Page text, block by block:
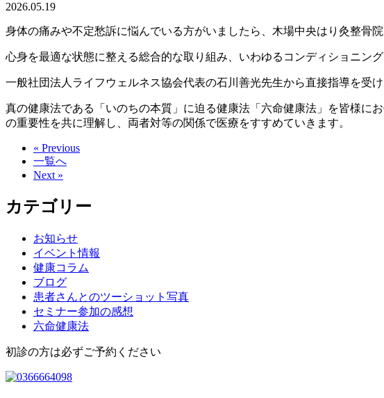
2026.05.19
身体の痛みや不定愁訴に悩んでいる方がいましたら、木場中央はり灸整骨院
心身を最適な状態に整える総合的な取り組み、いわゆるコンディショニン
一般社団法人ライフウェルネス協会代表の石川善光先生から直接指導を受
真の健康法である「いのちの本質」に迫る健康法「六命健康法」を皆様に
の重要性を共に理解し、両者対等の関係で医療をすすめていきます。
« Previous
一覧へ
Next »
カテゴリー
お知らせ
イベント情報
健康コラム
ブログ
患者さんとのツーショット写真
セミナー参加の感想
六命健康法
初診の方は必ずご予約ください